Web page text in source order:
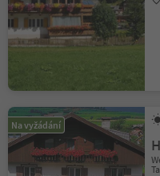
Na vyžádání